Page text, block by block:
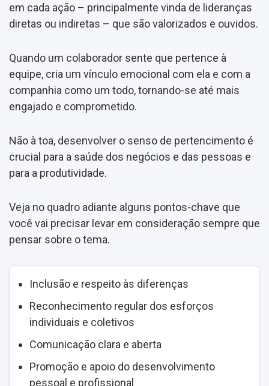
em cada ação – principalmente vinda de lideranças
diretas ou indiretas – que são valorizados e ouvidos.
Quando um colaborador sente que pertence à
equipe, cria um vínculo emocional com ela e com a
companhia como um todo, tornando-se até mais
engajado e comprometido.
Não à toa, desenvolver o senso de pertencimento é
crucial para a saúde dos negócios e das pessoas e
para a produtividade.
Veja no quadro adiante alguns pontos-chave que
você vai precisar levar em consideração sempre que
pensar sobre o tema.
Inclusão e respeito às diferenças
Reconhecimento regular dos esforços
individuais e coletivos
Comunicação clara e aberta
Promoção e apoio do desenvolvimento
pessoal e profissional